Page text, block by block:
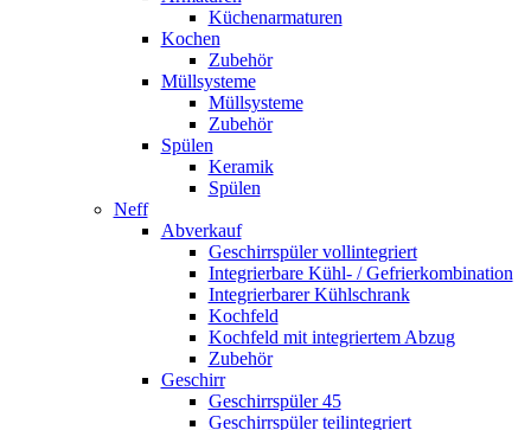
Küchenarmaturen
Kochen
Zubehör
Müllsysteme
Müllsysteme
Zubehör
Spülen
Keramik
Spülen
Neff
Abverkauf
Geschirrspüler vollintegriert
Integrierbare Kühl- / Gefrierkombination
Integrierbarer Kühlschrank
Kochfeld
Kochfeld mit integriertem Abzug
Zubehör
Geschirr
Geschirrspüler 45
Geschirrspüler teilintegriert